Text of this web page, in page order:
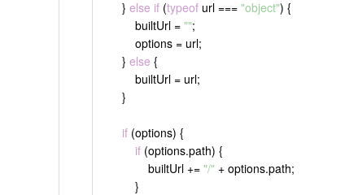
    }
else if (typeof url === "object") {
        builtUrl =
"";
        options = url;
    }
else {
        builtUrl = url;
    }
if (options) {
if (options.path) {
            builtUrl +=
"/" + options.path;
        }